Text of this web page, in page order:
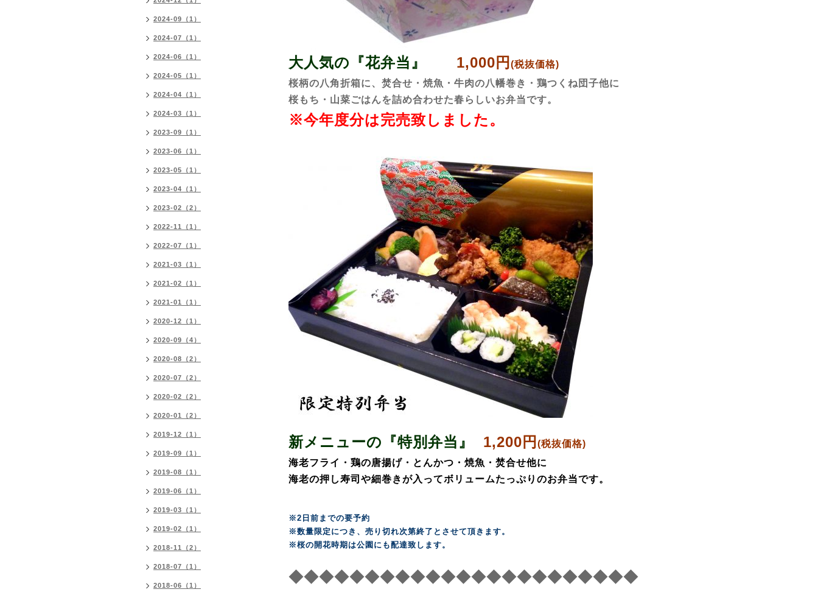
大人気の『花弁当』 1,000円 (税抜価格)
桜柄の八角折箱に、焚合せ・焼魚・牛肉の八幡巻き・鶏つくね団子他に
桜もち・山菜ごはんを詰め合わせた春らしいお弁当です。
※今年度分は完売致しました。
新メニューの『特別弁当』 1,200円 (税抜価格)
海老フライ・鶏の唐揚げ・とんかつ・焼魚・焚合せ他に
海老の押し寿司や細巻きが入ってボリュームたっぷりのお弁当です。
※2日前までの要予約
※数量限定につき、売り切れ次第終了とさせて頂きます。
※桜の開花時期は公園にも配達致します。
◆◆◆◆◆◆◆◆◆◆◆◆◆◆◆◆◆◆◆◆◆◆◆
2024-09（1）
2024-07（1）
2024-06（1）
2024-05（1）
2024-04（1）
2024-03（1）
2023-09（1）
2023-06（1）
2023-05（1）
2023-04（1）
2023-02（2）
2022-11（1）
2022-07（1）
2021-03（1）
2021-02（1）
2021-01（1）
2020-12（1）
2020-09（4）
2020-08（2）
2020-07（2）
2020-02（2）
2020-01（2）
2019-12（1）
2019-09（1）
2019-08（1）
2019-06（1）
2019-03（1）
2019-02（1）
2018-11（2）
2018-07（1）
2018-06（1）